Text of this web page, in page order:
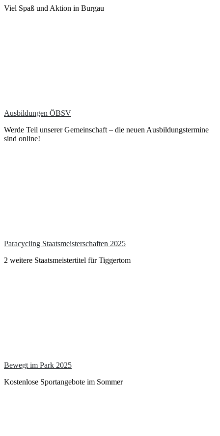
Viel Spaß und Aktion in Burgau
Ausbildungen ÖBSV
Werde Teil unserer Gemeinschaft – die neuen Ausbildungstermine
sind online!
Paracycling Staatsmeisterschaften 2025
2 weitere Staatsmeistertitel für Tiggertom
Bewegt im Park 2025
Kostenlose Sportangebote im Sommer